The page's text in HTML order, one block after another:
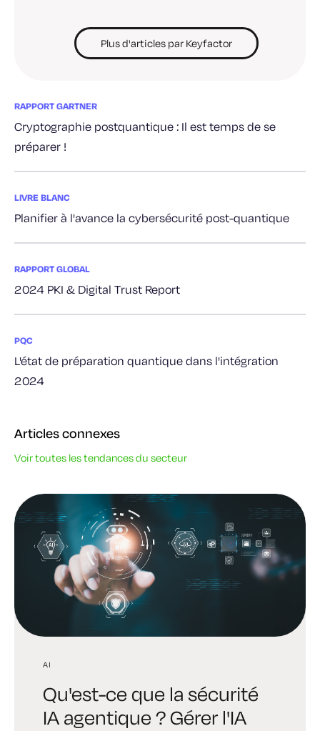
Plus d'articles par Keyfactor
RAPPORT GARTNER
Cryptographie postquantique : Il est temps de se
préparer !
LIVRE BLANC
Planifier à l'avance la cybersécurité post-quantique
RAPPORT GLOBAL
2024 PKI & Digital Trust Report
PQC
L'état de préparation quantique dans l'intégration
2024
Articles connexes
Voir toutes les tendances du secteur
AI
Qu'est-ce que la sécurité
IA agentique ? Gérer l'IA
AI
Digital Trust Digest :
Découvrez l'édition
TENDANCES DE L'INDUSTRIE
6 vérités brutales
auxquelles tout dirigeant